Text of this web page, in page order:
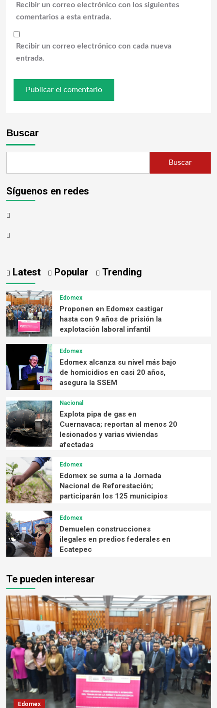
Recibir un correo electrónico con los siguientes
comentarios a esta entrada.
Recibir un correo electrónico con cada nueva
entrada.
Buscar
Buscar
Síguenos en redes
Latest Popular Trending
Edomex
Proponen en Edomex castigar
hasta con 9 años de prisión la
explotación laboral infantil
Edomex
Edomex alcanza su nivel más bajo
de homicidios en casi 20 años,
asegura la SSEM
Nacional
Explota pipa de gas en
Cuernavaca; reportan al menos 20
lesionados y varias viviendas
afectadas
Edomex
Edomex se suma a la Jornada
Nacional de Reforestación;
participarán los 125 municipios
Edomex
Demuelen construcciones
ilegales en predios federales en
Ecatepec
Te pueden interesar
Edomex